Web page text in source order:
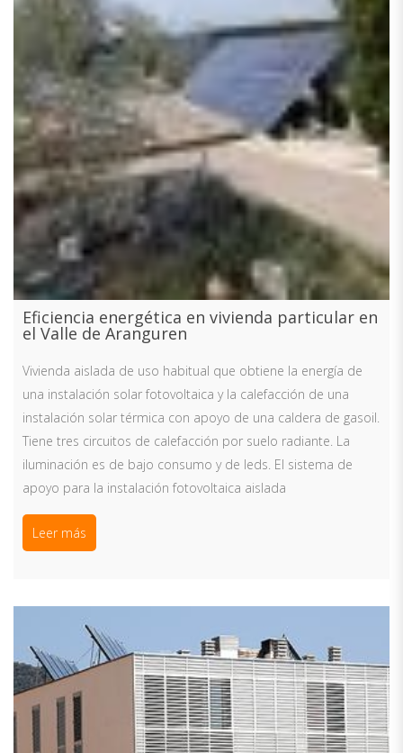
Eficiencia energética en vivienda particular en
el Valle de Aranguren
Vivienda aislada de uso habitual que obtiene la energía de
una instalación solar fotovoltaica y la calefacción de una
instalación solar térmica con apoyo de una caldera de gasoil.
Tiene tres circuitos de calefacción por suelo radiante. La
iluminación es de bajo consumo y de leds. El sistema de
apoyo para la instalación fotovoltaica aislada
Leer más